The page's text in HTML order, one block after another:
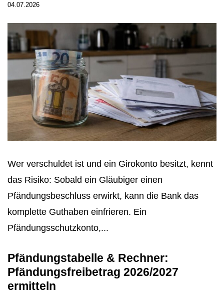
04.07.2026
Wer verschuldet ist und ein Girokonto besitzt, kennt
das Risiko: Sobald ein Gläubiger einen
Pfändungsbeschluss erwirkt, kann die Bank das
komplette Guthaben einfrieren. Ein
Pfändungsschutzkonto,...
Pfändungstabelle & Rechner:
Pfändungsfreibetrag 2026/2027
ermitteln